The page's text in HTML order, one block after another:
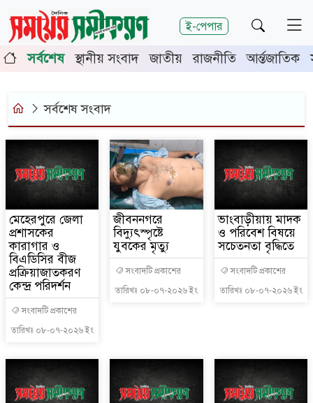
ই-পেপার
শিরোনাম
চুয়াডাঙ্গা-মেহেরপুরে জামায়াতের গণমিছিল
সিনিয়র জেলা জজ রফিকুল ইসলাম
সর্বশেষ স্থানীয় সংবাদ জাতীয় রাজনীতি আর্ন্তজাতিক
সর্বশেষ সংবাদ
মেহেরপুরে জেলা
প্রশাসকের
কারাগার ও
বিএডিসির বীজ
প্রক্রিয়াজাতকরণ
কেন্দ্র পরিদর্শন
সংবাদটি প্রকাশের
তারিখঃ ০৮-০৭-২০২৬ ইং
জীবননগরে
বিদ্যুৎস্পৃষ্টে
যুবকের মৃত্যু
সংবাদটি প্রকাশের
তারিখঃ ০৮-০৭-২০২৬ ইং
ভাংবাড়ীয়ায় মাদক
ও পরিবেশ বিষয়ে
সচেতনতা বৃদ্ধিতে
সংবাদটি প্রকাশের
তারিখঃ ০৮-০৭-২০২৬ ইং